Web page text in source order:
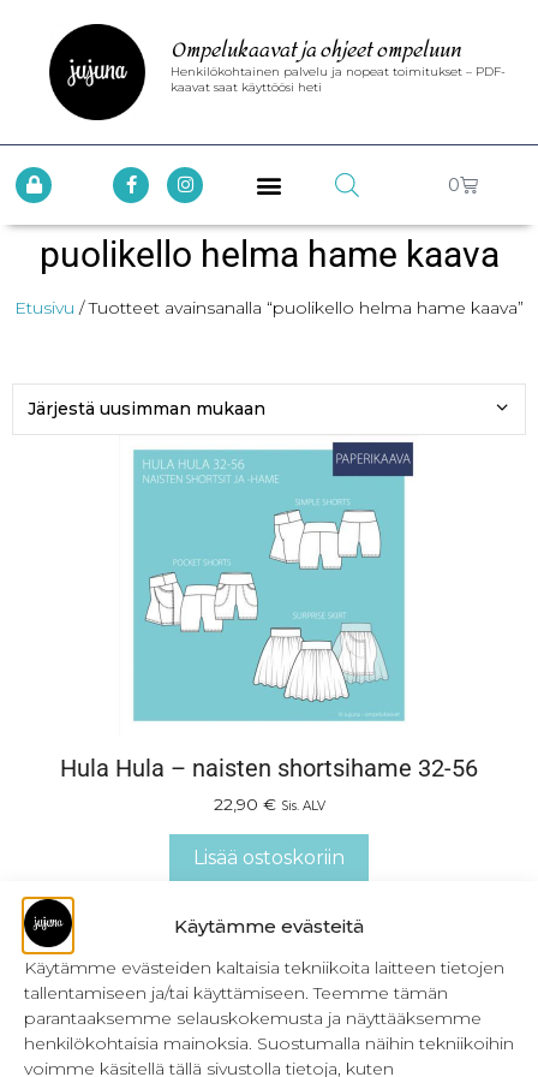
Käytämme evästeitä
Käytämme evästeiden kaltaisia tekniikoita laitteen tietojen
tallentamiseen ja/tai käyttämiseen. Teemme tämän
parantaaksemme selauskokemusta ja näyttääksemme
henkilökohtaisia mainoksia. Suostumalla näihin tekniikoihin
voimme käsitellä tällä sivustolla tietoja, kuten
Ompelukaavat ja ohjeet ompeluun
Henkilökohtainen palvelu ja nopeat toimitukset – PDF-
kaavat saat käyttöösi heti
0
puolikello helma hame kaava
Etusivu / Tuotteet avainsanalla “puolikello helma hame kaava”
Hula Hula – naisten shortsihame 32-56
22,90 € Sis. ALV
Lisää ostoskoriin